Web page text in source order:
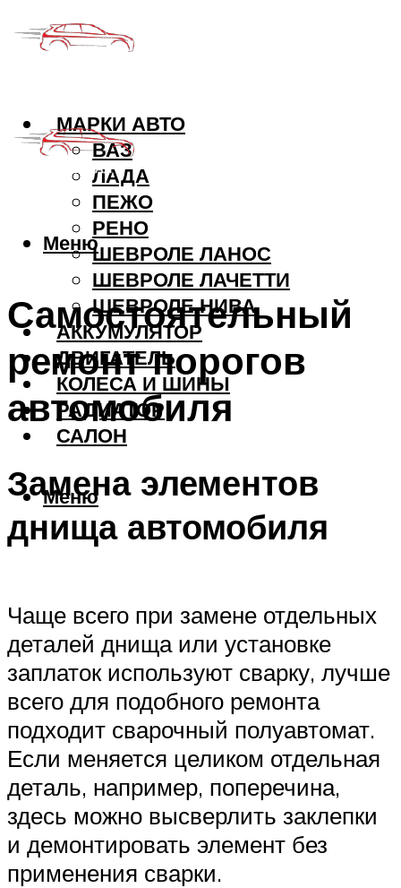
МАРКИ АВТО
ВАЗ
ЛАДА
ПЕЖО
РЕНО
ШЕВРОЛЕ ЛАНОС
ШЕВРОЛЕ ЛАЧЕТТИ
ШЕВРОЛЕ НИВА
АККУМУЛЯТОР
ДВИГАТЕЛЬ
КОЛЕСА И ШИНЫ
РАДИАТОР
САЛОН
Меню
Меню
Самостоятельный
ремонт порогов
автомобиля
Замена элементов
днища автомобиля
Чаще всего при замене отдельных
деталей днища или установке
заплаток используют сварку, лучше
всего для подобного ремонта
подходит сварочный полуавтомат.
Если меняется целиком отдельная
деталь, например, поперечина,
здесь можно высверлить заклепки
и демонтировать элемент без
применения сварки.